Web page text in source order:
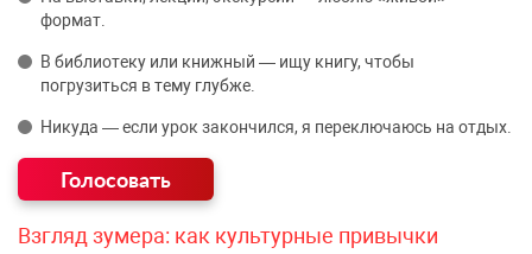
формат.
В библиотеку или книжный — ищу книгу, чтобы
погрузиться в тему глубже.
Никуда — если урок закончился, я переключаюсь на отдых.
Взгляд зумера: как культурные привычки